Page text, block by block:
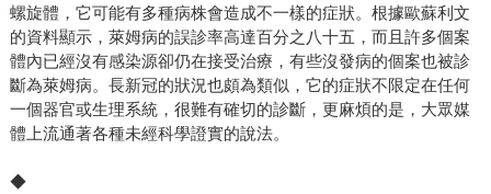
螺旋體，它可能有多種病株會造成不一樣的症狀。根據歐蘇利文
的資料顯示，萊姆病的誤診率高達百分之八十五，而且許多個案
體內已經沒有感染源卻仍在接受治療，有些沒發病的個案也被診
斷為萊姆病。長新冠的狀況也頗為類似，它的症狀不限定在任何
一個器官或生理系統，很難有確切的診斷，更麻煩的是，大眾媒
體上流通著各種未經科學證實的說法。
◆